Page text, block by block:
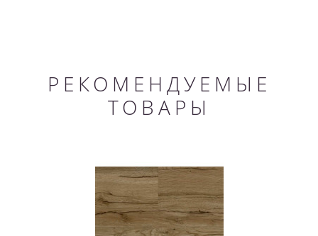
РЕКОМЕНДУЕМЫЕ
ТОВАРЫ